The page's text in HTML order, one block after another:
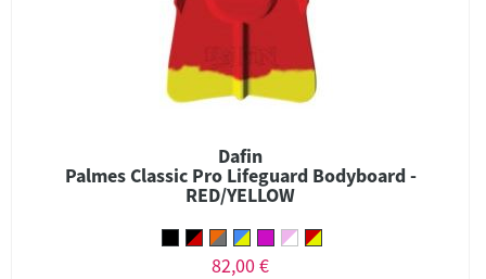
Dafin
Palmes Classic Pro Lifeguard Bodyboard -
RED/YELLOW
82,00 €